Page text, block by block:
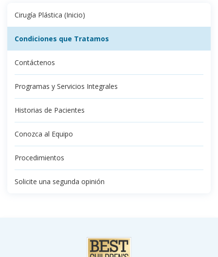
Cirugía Plástica (Inicio)
Condiciones que Tratamos
Contáctenos
Programas y Servicios Integrales
Historias de Pacientes
Conozca al Equipo
Procedimientos
Solicite una segunda opinión